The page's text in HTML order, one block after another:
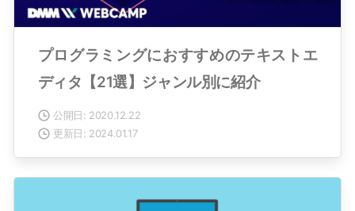
プログラミングにおすすめのテキストエ
ディタ【21選】ジャンル別に紹介
公開日: 2020.12.22
更新日: 2024.01.17